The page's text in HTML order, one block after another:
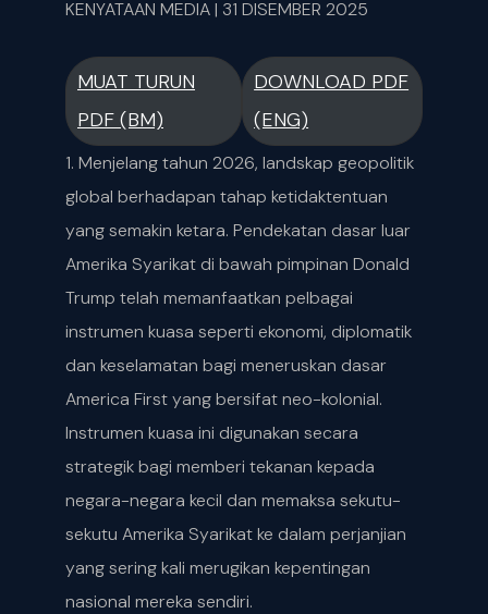
KENYATAAN MEDIA | 31 DISEMBER 2025
MUAT TURUN
PDF (BM)
DOWNLOAD PDF
(ENG)
1. Menjelang tahun 2026, landskap geopolitik
global berhadapan tahap ketidaktentuan
yang semakin ketara. Pendekatan dasar luar
Amerika Syarikat di bawah pimpinan Donald
Trump telah memanfaatkan pelbagai
instrumen kuasa seperti ekonomi, diplomatik
dan keselamatan bagi meneruskan dasar
America First yang bersifat neo-kolonial.
Instrumen kuasa ini digunakan secara
strategik bagi memberi tekanan kepada
negara-negara kecil dan memaksa sekutu-
sekutu Amerika Syarikat ke dalam perjanjian
yang sering kali merugikan kepentingan
nasional mereka sendiri.